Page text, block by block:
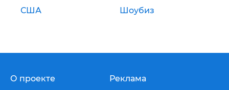
США Шоубиз
О проекте Реклама